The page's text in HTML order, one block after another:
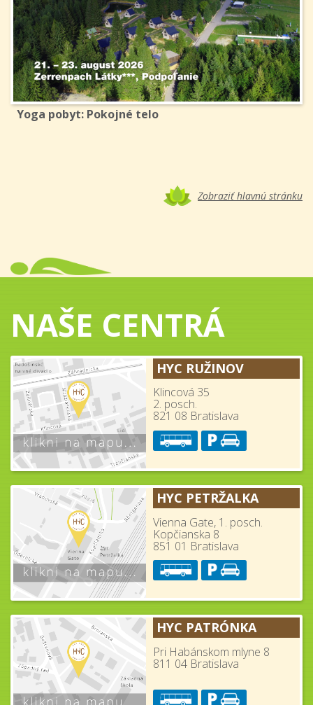
Yoga pobyt: Pokojné telo
Zobraziť hlavnú stránku
NAŠE CENTRÁ
HYC RUŽINOV
Klincová 35
2. posch.
821 08 Bratislava
HYC PETRŽALKA
Vienna Gate, 1. posch.
Kopčianska 8
851 01 Bratislava
HYC PATRÓNKA
Pri Habánskom mlyne 8
811 04 Bratislava